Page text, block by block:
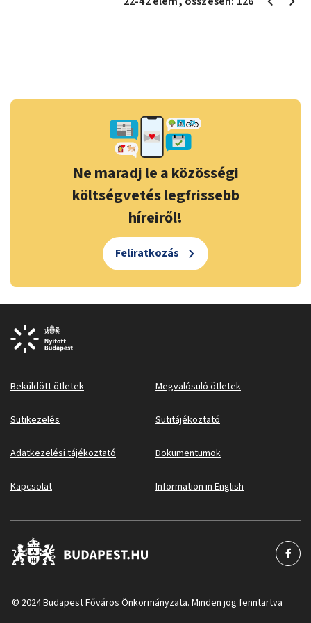
Ne maradj le a közösségi
költségvetés legfrissebb
híreiről!
Feliratkozás
Beküldött ötletek Megvalósuló ötletek
Sütikezelés Sütitájékoztató
Adatkezelési tájékoztató Dokumentumok
Kapcsolat Information in English
© 2024 Budapest Főváros Önkormányzata. Minden jog fenntartva